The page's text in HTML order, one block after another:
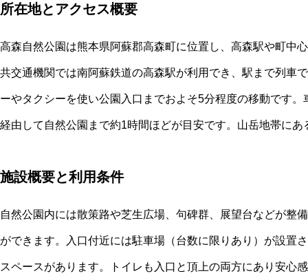
所在地とアクセス概要
高森自然公園は熊本県阿蘇郡高森町に位置し、高森駅や町中
共交通機関では南阿蘇鉄道の高森駅が利用でき、駅まで列車
ーやタクシーを使い公園入口までおよそ5分程度の移動です
経由して自然公園まで約1時間ほどが目安です。山岳地帯に
施設概要と利用条件
自然公園内には散策路や芝生広場、句碑群、展望台などが整
ができます。入口付近には駐車場（台数に限りあり）が設置
スペースがあります。トイレも入口と頂上の両方にあり安心